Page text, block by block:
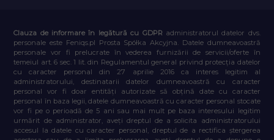
Clauza de informare în legătură cu GDPR administratorul datelor dvs.
personale este Feniqs.pl Prosta Spółka Akcyjna. Datele dumneavoastră
personale vor fi prelucrate în vederea furnizării de servicii/oferte în
temeiul art. 6 sec. 1 lit. din Regulamentul general privind protecția datelor
cu caracter personal din 27 aprilie 2016 ca interes legitim al
administratorului, destinatarii datelor dumneavoastră cu caracter
personal vor fi doar entități autorizate să obțină date cu caracter
personal în baza legii, datele dumneavoastră cu caracter personal stocate
vor fi pe o perioadă de 5 ani sau mai mult pe baza interesului legitim
urmărit de administrator, aveți dreptul de a solicita administratorului
accesul la datele cu caracter personal, dreptul de a rectifica ștergerea